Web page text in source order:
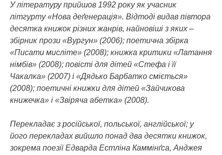
У літературу прийшов 1992 року як учасник
літгурту «Нова деґенерація». Відтоді видав півтора
десятка книжок різних жанрів, найновіші з яких –
збірник прози «Вургун» (2006); поетична збірка
«Писати мисліте» (2008); книжка критики «Латання
німбів» (2008); повісті для дітей «Стефа і її
Чакалка» (2007) і «Дядько Барбатко сміється»
(2008); поетичні книжки для дітей «Зайчикова
книжечка» і «Звіряча абетка» (2008).
Перекладає з російської, польської, англійської; у
його перекладах вийшло понад два десятки книжок,
зокрема поезії Едварда Естліна Каммінґса, Анджея